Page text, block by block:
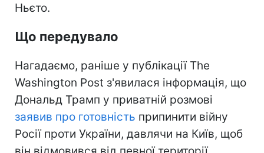
Ньєто.
Що передувало
Нагадаємо, раніше у публікації The
Washington Post з'явилася інформація, що
Дональд Трамп у приватній розмові
заявив про готовність припинити війну
Росії проти України, давлячи на Київ, щоб